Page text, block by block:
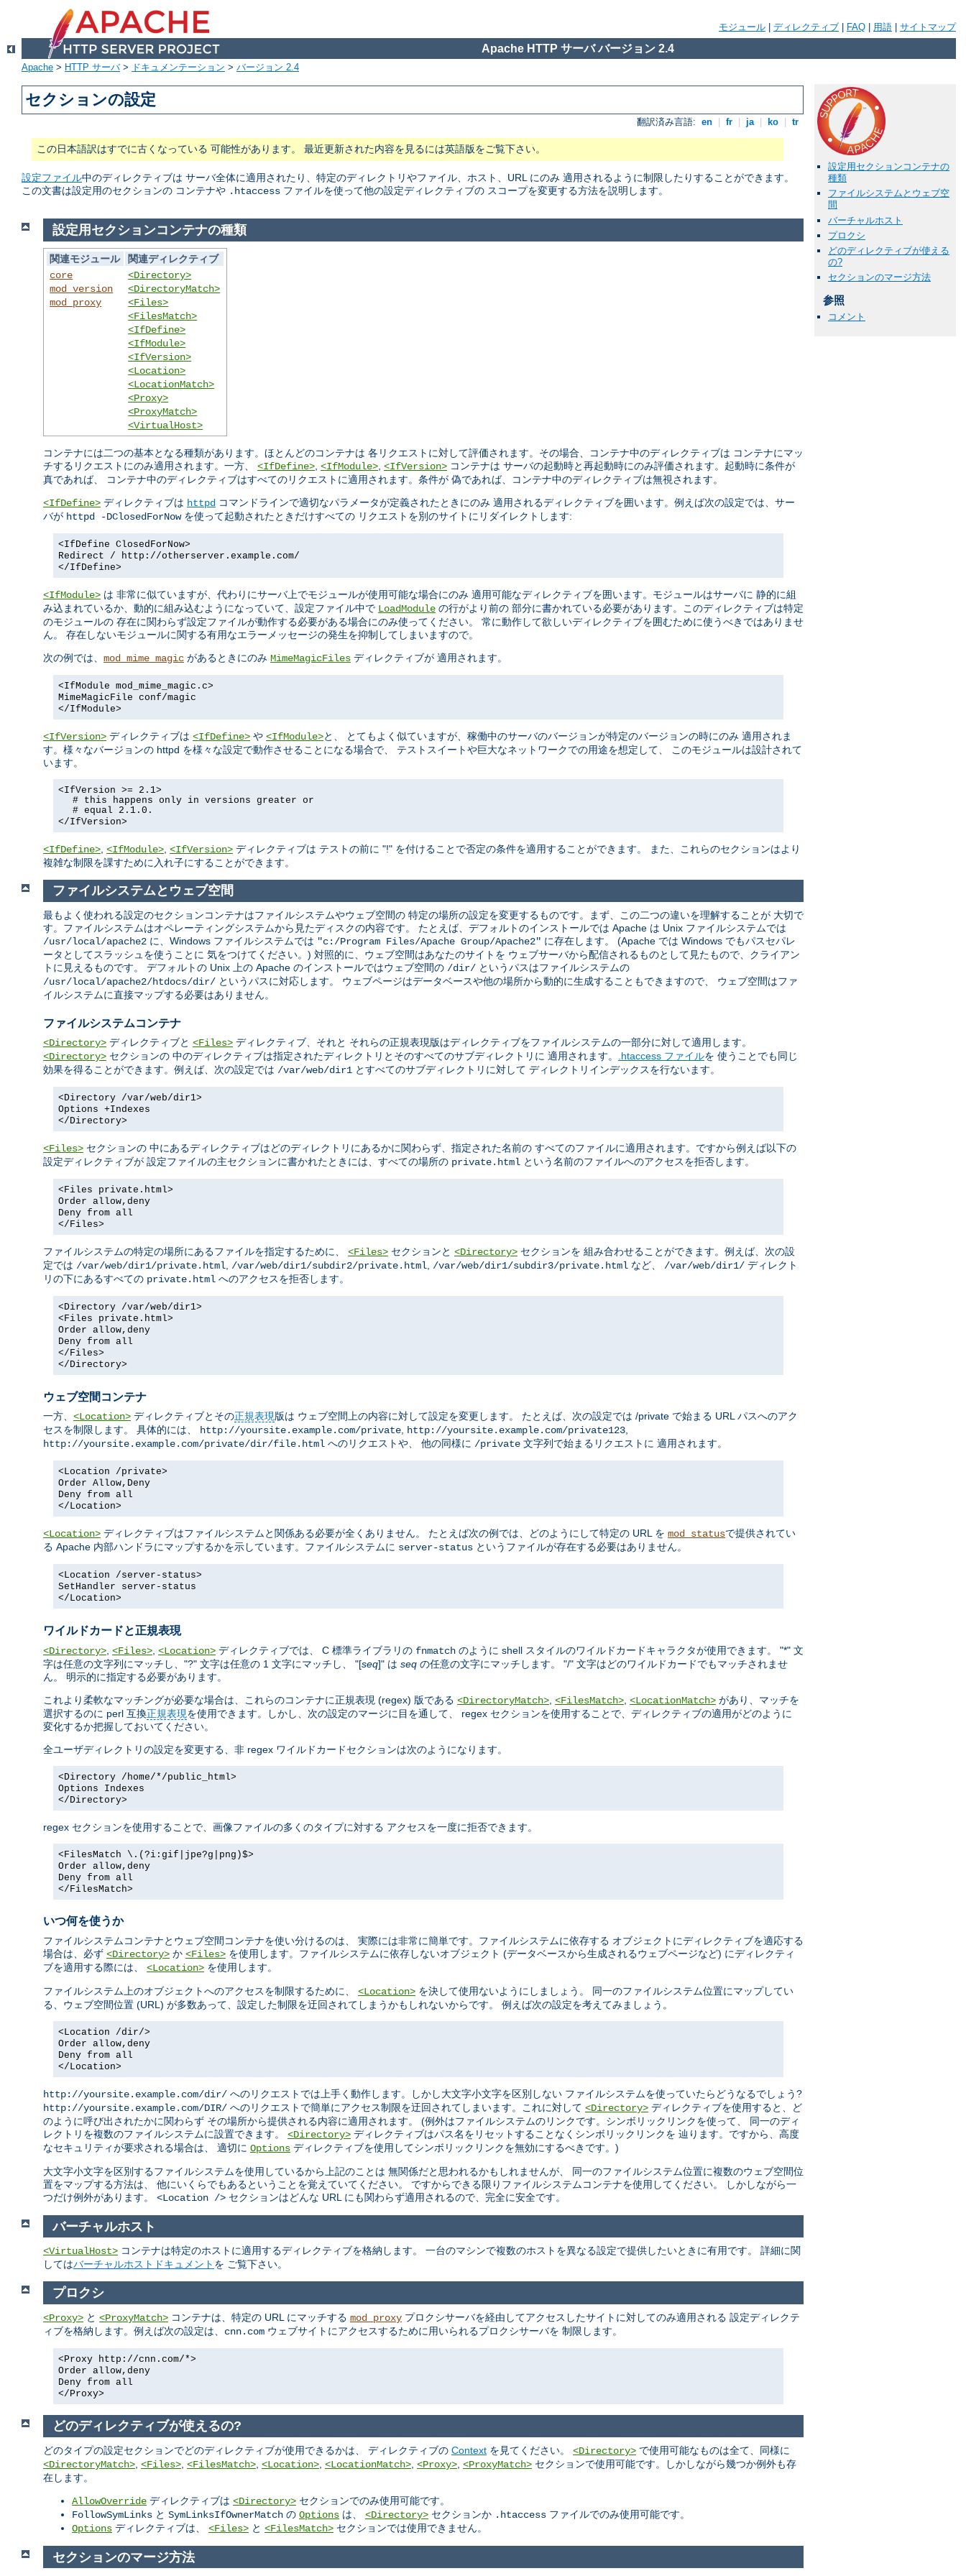
モジュール ディレクティブ FAQ 用語 サイトマップ
Apache HTTP サーバ バージョン 2.4
Apache > HTTP サーバ> ドキュメンテーション > バージョン 2.4
セクションの設定
翻訳済み言語: en fr ja ko tr
この日本語訳はすでに古くなっている 可能性があります。 最近更新された内容を見るには英語版をご覧下さい。
設定ファイル中のディレクティブは サーバ全体に適用されたり、特定のディレクトリやファイル、ホスト、URL にのみ 適用されるように制限したりすることができます。
この文書は設定用のセクションの コンテナや .htaccess ファイルを使って他の設定ディレクティブの スコープを変更する方法を説明します。
設定用セクションコンテナの
種類
ファイルシステムとウェブ空
間
バーチャルホスト
プロクシ
どのディレクティブが使える
の?
セクションのマージ方法
参照
コメント
設定用セクションコンテナの種類
関連モジュール
関連ディレクティブ
core
mod_version
mod_proxy
<Directory>
<DirectoryMatch>
<Files>
<FilesMatch>
<IfDefine>
<IfModule>
<IfVersion>
<Location>
<LocationMatch>
<Proxy>
<ProxyMatch>
<VirtualHost>
コンテナには二つの基本となる種類があります。ほとんどのコンテナは 各リクエストに対して評価されます。その場合、コンテナ中のディレクティブは コンテナにマッ
チするリクエストにのみ適用されます。一方、 <IfDefine> <IfModule> <IfVersion> コンテナは サーバの起動時と再起動時にのみ評価されます。起動時に条件が
真であれば、 コンテナ中のディレクティブはすべてのリクエストに適用されます。条件が 偽であれば、コンテナ中のディレクティブは無視されます。
<IfDefine> ディレクティブは httpd コマンドラインで適切なパラメータが定義されたときにのみ 適用されるディレクティブを囲います。例えば次の設定では、サー
バが httpd -DClosedForNowを使って起動されたときだけすべての リクエストを別のサイトにリダイレクトします:
<IfDefine ClosedForNow>
Redirect / http://otherserver.example.com/
</IfDefine>
<IfModule> は 非常に似ていますが、代わりにサーバ上でモジュールが使用可能な場合にのみ 適用可能なディレクティブを囲います。モジュールはサーバに 静的に組
み込まれているか、動的に組み込むようになっていて、設定ファイル中で LoadModule の行がより前の 部分に書かれている必要があります。このディレクティブは特定
のモジュールの 存在に関わらず設定ファイルが動作する必要がある場合にのみ使ってください。 常に動作して欲しいディレクティブを囲むために使うべきではありませ
ん。 存在しないモジュールに関する有用なエラーメッセージの発生を抑制してしまいますので。
次の例では、 mod_mime_magic があるときにのみ MimeMagicFiles ディレクティブが 適用されます。
<IfModule mod_mime_magic.c>
MimeMagicFile conf/magic
</IfModule>
<IfVersion> ディレクティブは <IfDefine> や <IfModule>と、 とてもよく似ていますが、稼働中のサーバのバージョンが特定のバージョンの時にのみ 適用されま
す。様々なバージョンの httpd を様々な設定で動作させることになる場合で、 テストスイートや巨大なネットワークでの用途を想定して、 このモジュールは設計されて
います。
<IfVersion >= 2.1>
# this happens only in versions greater or
# equal 2.1.0.
</IfVersion>
<IfDefine> <IfModule> <IfVersion> ディレクティブは テストの前に "!" を付けることで否定の条件を適用することができます。 また、これらのセクションはより
複雑な制限を課すために入れ子にすることができます。
ファイルシステムとウェブ空間
最もよく使われる設定のセクションコンテナはファイルシステムやウェブ空間の 特定の場所の設定を変更するものです。まず、この二つの違いを理解することが 大切で
す。ファイルシステムはオペレーティングシステムから見たディスクの内容です。 たとえば、デフォルトのインストールでは Apache は Unix ファイルシステムでは
/usr/local/apache2 に、Windows ファイルシステムでは "c:/Program Files/Apache Group/Apache2" に存在します。 (Apache では Windows でもパスセパレ
ータとしてスラッシュを使うことに 気をつけてください。) 対照的に、ウェブ空間はあなたのサイトを ウェブサーバから配信されるものとして見たもので、クライアン
トに見えるものです。 デフォルトの Unix 上の Apache のインストールではウェブ空間の /dir/ というパスはファイルシステムの
/usr/local/apache2/htdocs/dir/ というパスに対応します。 ウェブページはデータベースや他の場所から動的に生成することもできますので、 ウェブ空間はファ
イルシステムに直接マップする必要はありません。
ファイルシステムコンテナ
<Directory> ディレクティブと <Files> ディレクティブ、それと それらの正規表現版はディレクティブをファイルシステムの一部分に対して適用します。
<Directory> セクションの 中のディレクティブは指定されたディレクトリとそのすべてのサブディレクトリに 適用されます。 .htaccess ファイルを 使うことでも同じ
効果を得ることができます。例えば、次の設定では /var/web/dir1 とすべてのサブディレクトリに対して ディレクトリインデックスを行ないます。
<Directory /var/web/dir1>
Options +Indexes
</Directory>
<Files> セクションの 中にあるディレクティブはどのディレクトリにあるかに関わらず、指定された名前の すべてのファイルに適用されます。ですから例えば以下の
設定ディレクティブが 設定ファイルの主セクションに書かれたときには、すべての場所の private.html という名前のファイルへのアクセスを拒否します。
<Files private.html>
Order allow,deny
Deny from all
</Files>
ファイルシステムの特定の場所にあるファイルを指定するために、 <Files> セクションと <Directory> セクションを 組み合わせることができます。例えば、次の設
定では /var/web/dir1/private.html, /var/web/dir1/subdir2/private.html, /var/web/dir1/subdir3/private.html など、 /var/web/dir1/ ディレクト
リの下にあるすべての private.html へのアクセスを拒否します。
<Directory /var/web/dir1>
<Files private.html>
Order allow,deny
Deny from all
</Files>
</Directory>
ウェブ空間コンテナ
一方、 <Location> ディレクティブとその正規表現版は ウェブ空間上の内容に対して設定を変更します。 たとえば、次の設定では /private で始まる URL パスへのアク
セスを制限します。 具体的には、 http://yoursite.example.com/private, http://yoursite.example.com/private123,
http://yoursite.example.com/private/dir/file.html へのリクエストや、 他の同様に /private 文字列で始まるリクエストに 適用されます。
<Location /private>
Order Allow,Deny
Deny from all
</Location>
<Location> ディレクティブはファイルシステムと関係ある必要が全くありません。 たとえば次の例では、どのようにして特定の URL を mod_statusで提供されてい
る Apache 内部ハンドラにマップするかを示しています。ファイルシステムに server-status というファイルが存在する必要はありません。
<Location /server-status>
SetHandler server-status
</Location>
ワイルドカードと正規表現
<Directory> <Files> <Location> ディレクティブでは、 C 標準ライブラリの fnmatch のように shell スタイルのワイルドカードキャラクタが使用できます。 "*" 文
字は任意の文字列にマッチし、"?" 文字は任意の 1 文字にマッチし、 "[seq]" は seq の任意の文字にマッチします。 "/" 文字はどのワイルドカードでもマッチされませ
ん。 明示的に指定する必要があります。
これより柔軟なマッチングが必要な場合は、これらのコンテナに正規表現 (regex) 版である <DirectoryMatch> <FilesMatch> <LocationMatch> があり、マッチを
選択するのに perl 互換正規表現を使用できます。しかし、次の設定のマージに目を通して、 regex セクションを使用することで、ディレクティブの適用がどのように
変化するか把握しておいてください。
全ユーザディレクトリの設定を変更する、非 regex ワイルドカードセクションは次のようになります。
<Directory /home/*/public_html>
Options Indexes
</Directory>
regex セクションを使用することで、画像ファイルの多くのタイプに対する アクセスを一度に拒否できます。
<FilesMatch \.(?i:gif|jpe?g|png)$>
Order allow,deny
Deny from all
</FilesMatch>
いつ何を使うか
ファイルシステムコンテナとウェブ空間コンテナを使い分けるのは、 実際には非常に簡単です。ファイルシステムに依存する オブジェクトにディレクティブを適応する
場合は、必ず <Directory> か <Files> を使用します。ファイルシステムに依存しないオブジェクト (データベースから生成されるウェブページなど) にディレクティ
ブを適用する際には、 <Location> を使用します。
ファイルシステム上のオブジェクトへのアクセスを制限するために、 <Location> を決して使用ないようにしましょう。 同一のファイルシステム位置にマップしてい
る、ウェブ空間位置 (URL) が多数あって、設定した制限を迂回されてしまうかもしれないからです。 例えば次の設定を考えてみましょう。
<Location /dir/>
Order allow,deny
Deny from all
</Location>
http://yoursite.example.com/dir/ へのリクエストでは上手く動作します。しかし大文字小文字を区別しない ファイルシステムを使っていたらどうなるでしょう?
http://yoursite.example.com/DIR/ へのリクエストで簡単にアクセス制限を迂回されてしまいます。これに対して <Directory> ディレクティブを使用すると、ど
のように呼び出されたかに関わらず その場所から提供される内容に適用されます。 (例外はファイルシステムのリンクです。シンボリックリンクを使って、 同一のディ
レクトリを複数のファイルシステムに設置できます。 <Directory> ディレクティブはパス名をリセットすることなくシンボリックリンクを 辿ります。ですから、高度
なセキュリティが要求される場合は、 適切に Options ディレクティブを使用してシンボリックリンクを無効にするべきです。)
大文字小文字を区別するファイルシステムを使用しているから上記のことは 無関係だと思われるかもしれませんが、 同一のファイルシステム位置に複数のウェブ空間位
置をマップする方法は、 他にいくらでもあるということを覚えていてください。 ですからできる限りファイルシステムコンテナを使用してください。 しかしながら一
つだけ例外があります。 <Location /> セクションはどんな URL にも関わらず適用されるので、完全に安全です。
バーチャルホスト
<VirtualHost> コンテナは特定のホストに適用するディレクティブを格納します。 一台のマシンで複数のホストを異なる設定で提供したいときに有用です。 詳細に関
してはバーチャルホストドキュメント を ご覧下さい。
プロクシ
<Proxy> と <ProxyMatch> コンテナは、特定の URL にマッチする mod_proxy プロクシサーバを経由してアクセスしたサイトに対してのみ適用される 設定ディレクテ
ィブを格納します。例えば次の設定は、 cnn.com ウェブサイトにアクセスするために用いられるプロクシサーバを 制限します。
<Proxy http://cnn.com/*>
Order allow,deny
Deny from all
</Proxy>
どのディレクティブが使えるの?
どのタイプの設定セクションでどのディレクティブが使用できるかは、 ディレクティブの Context を見てください。 <Directory> で使用可能なものは全て、同様に
<DirectoryMatch> <Files> <FilesMatch> <Location> <LocationMatch> <Proxy> <ProxyMatch> セクションで使用可能です。しかしながら幾つか例外も存
在します。
AllowOverride ディレクティブは <Directory> セクションでのみ使用可能です。
FollowSymLinks と SymLinksIfOwnerMatch の Options は、 <Directory> セクションか .htaccess ファイルでのみ使用可能です。
Options ディレクティブは、 <Files> と <FilesMatch> セクションでは使用できません。
セクションのマージ方法